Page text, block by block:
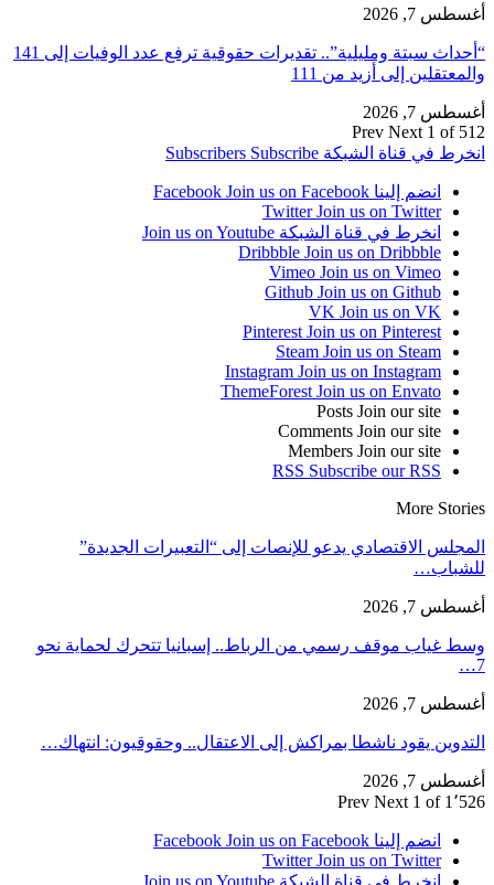
أغسطس 7, 2026
“أحداث سبتة ومليلية”.. تقديرات حقوقية ترفع عدد الوفيات إلى 141
والمعتقلين إلى أزيد من 111
أغسطس 7, 2026
Prev Next 1 of 512
انخرط في قناة الشبكة
Subscribers Subscribe
انضم إلينا Facebook Join us on Facebook
Twitter Join us on Twitter
انخرط في قناة الشبكة Join us on Youtube
Dribbble Join us on Dribbble
Vimeo Join us on Vimeo
Github Join us on Github
VK Join us on VK
Pinterest Join us on Pinterest
Steam Join us on Steam
Instagram Join us on Instagram
ThemeForest Join us on Envato
Posts Join our site
Comments Join our site
Members Join our site
RSS Subscribe our RSS
More Stories
المجلس الاقتصادي يدعو للإنصات إلى “التعبيرات الجديدة”
للشباب…
أغسطس 7, 2026
وسط غياب موقف رسمي من الرباط.. إسبانيا تتحرك لحماية نحو
7…
أغسطس 7, 2026
التدوين يقود ناشطا بمراكش إلى الاعتقال.. وحقوقيون: انتهاك…
أغسطس 7, 2026
Prev Next 1 of 1٬526
انضم إلينا Facebook Join us on Facebook
Twitter Join us on Twitter
انخرط في قناة الشبكة Join us on Youtube